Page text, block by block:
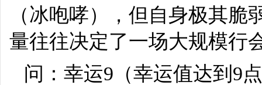
（冰咆哮），但自身极其
量往往决定了一场大规模行
问：幸运9（幸运值达到9